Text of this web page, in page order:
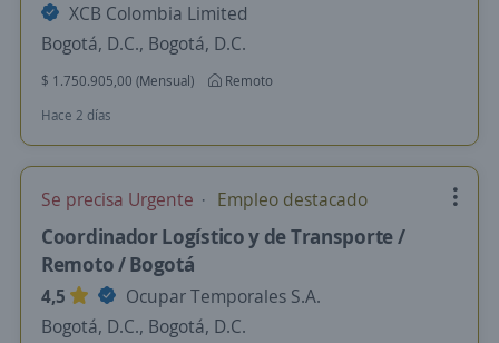
XCB Colombia Limited
Bogotá, D.C., Bogotá, D.C.
$ 1.750.905,00 (Mensual)
Remoto
Hace 2 días
Se precisa Urgente Empleo destacado
Coordinador Logístico y de Transporte /
Remoto / Bogotá
4,5
Ocupar Temporales S.A.
Bogotá, D.C., Bogotá, D.C.